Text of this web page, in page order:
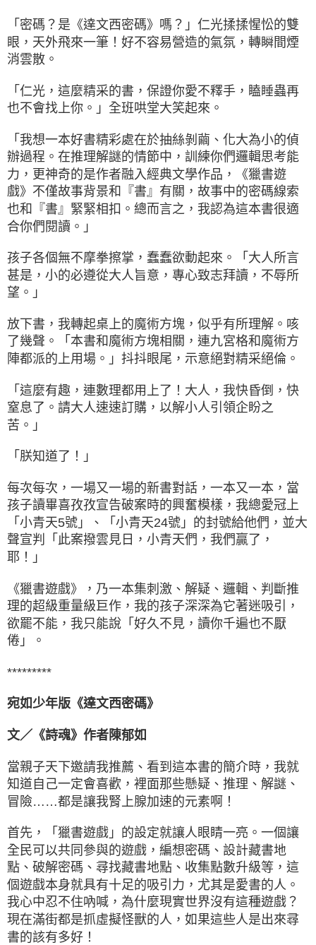
「密碼？是《達文西密碼》嗎？」仁光揉揉惺忪的雙
眼，天外飛來一筆！好不容易營造的氣氛，轉瞬間煙
消雲散。
「仁光，這麼精采的書，保證你愛不釋手，瞌睡蟲再
也不會找上你。」全班哄堂大笑起來。
「我想一本好書精彩處在於抽絲剝繭、化大為小的偵
辦過程。在推理解謎的情節中，訓練你們邏輯思考能
力，更神奇的是作者融入經典文學作品，《獵書遊
戲》不僅故事背景和『書』有關，故事中的密碼線索
也和『書』緊緊相扣。總而言之，我認為這本書很適
合你們閱讀。」
孩子各個無不摩拳擦掌，蠢蠢欲動起來。「大人所言
甚是，小的必遵從大人旨意，專心致志拜讀，不辱所
望。」
放下書，我轉起桌上的魔術方塊，似乎有所理解。咳
了幾聲。「本書和魔術方塊相關，連九宮格和魔術方
陣都派的上用場。」抖抖眼尾，示意絕對精采絕倫。
「這麼有趣，連數理都用上了！大人，我快昏倒，快
窒息了。請大人速速訂購，以解小人引領企盼之
苦。」
「朕知道了！」
每次每次，一場又一場的新書對話，一本又一本，當
孩子讀畢喜孜孜宣告破案時的興奮模樣，我總愛冠上
「小青天5號」、「小青天24號」的封號給他們，並大
聲宣判「此案撥雲見日，小青天們，我們贏了，
耶！」
《獵書遊戲》，乃一本集刺激、解疑、邏輯、判斷推
理的超級重量級巨作，我的孩子深深為它著迷吸引，
欲罷不能，我只能說「好久不見，讀你千遍也不厭
倦」。
*********
宛如少年版《達文西密碼》
文／《詩魂》作者陳郁如
當親子天下邀請我推薦、看到這本書的簡介時，我就
知道自己一定會喜歡，裡面那些懸疑、推理、解謎、
冒險……都是讓我腎上腺加速的元素啊！
首先，「獵書遊戲」的設定就讓人眼睛一亮。一個讓
全民可以共同參與的遊戲，編想密碼、設計藏書地
點、破解密碼、尋找藏書地點、收集點數升級等，這
個遊戲本身就具有十足的吸引力，尤其是愛書的人。
我心中忍不住吶喊，為什麼現實世界沒有這種遊戲？
現在滿街都是抓虛擬怪獸的人，如果這些人是出來尋
書的該有多好！